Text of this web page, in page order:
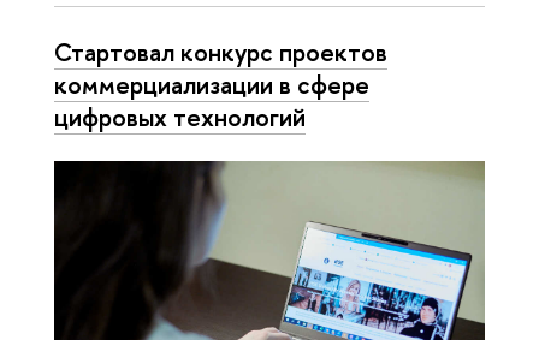
Стартовал конкурс проектов
коммерциализации в сфере
цифровых технологий